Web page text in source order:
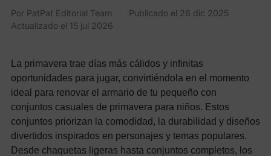
Por PatPat Editorial Team Publicado el 26 dic 2025
Actualizado el 15 jul 2026
La primavera trae días más cálidos y infinitas
oportunidades para jugar, convirtiéndola en el momento
ideal para renovar el armario de tu pequeño con
conjuntos casuales de primavera para niños. Estos
conjuntos priorizan la comodidad, la durabilidad y diseños
divertidos inspirados en personajes y temas populares.
Desde chaquetas ligeras hasta conjuntos completos, los